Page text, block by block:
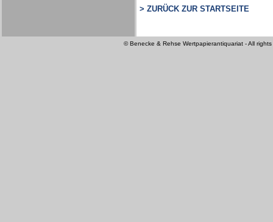
> ZURÜCK ZUR STARTSEITE
© Benecke & Rehse Wertpapierantiquariat - All